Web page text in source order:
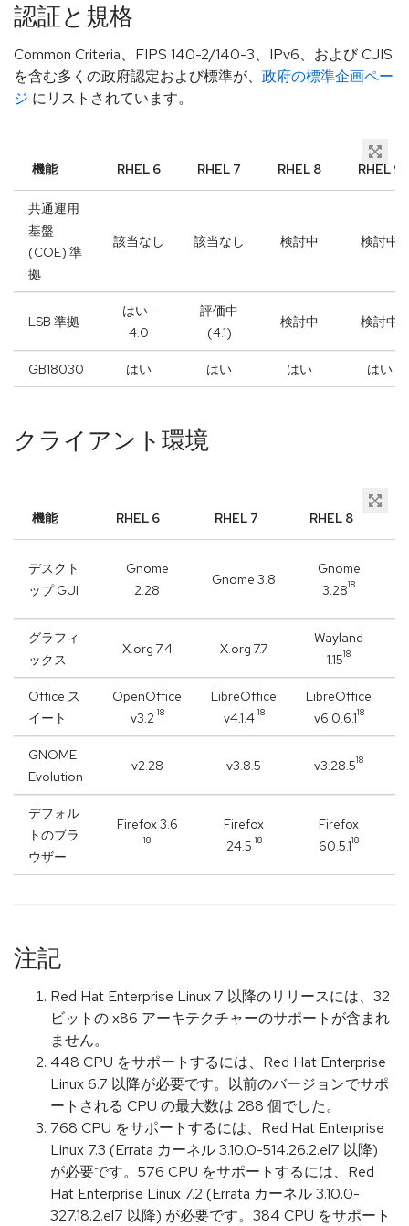
認証と規格
Common Criteria、FIPS 140-2/140-3、IPv6、および CJIS
を含む多くの政府認定および標準が、 政府の標準企画ペー
ジ にリストされています。
機能 RHEL 6 RHEL 7 RHEL 8 RHEL 9
共通運用
基盤
(COE) 準
拠
該当なし 該当なし 検討中 検討中
LSB 準拠
はい -
4.0
評価中
(4.1)
検討中 検討中
GB18030 はい はい はい はい
クライアント環境
機能 RHEL 6 RHEL 7 RHEL 8
デスクト
ップ GUI
Gnome
2.28
Gnome 3.8
Gnome
3.2818
グラフィ
ックス
X.org 7.4 X.org 7.7
Wayland
1.1518
Office ス
イート
OpenOffice
v3.2 18
LibreOffice
v4.1.4 18
LibreOffice
v6.0.6.118
GNOME
Evolution
v2.28 v3.8.5 v3.28.518
デフォル
トのブラ
ウザー
Firefox 3.6
18
Firefox
24.5 18
Firefox
60.5.118
注記
Red Hat Enterprise Linux 7 以降のリリースには、32
ビットの x86 アーキテクチャーのサポートが含まれ
ません。
448 CPU をサポートするには、Red Hat Enterprise
Linux 6.7 以降が必要です。以前のバージョンでサポ
ートされる CPU の最大数は 288 個でした。
768 CPU をサポートするには、Red Hat Enterprise
Linux 7.3 (Errata カーネル 3.10.0-514.26.2.el7 以降)
が必要です。576 CPU をサポートするには、Red
Hat Enterprise Linux 7.2 (Errata カーネル 3.10.0-
327.18.2.el7 以降) が必要です。384 CPU をサポート